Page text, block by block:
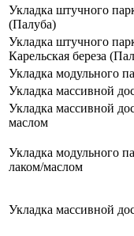
Укладка штучного
(Палуба)
Укладка штучного
Карельская береза
Укладка модульного
Укладка массивной
Укладка массивной
маслом
Укладка модульного
лаком/маслом
Укладка массивной